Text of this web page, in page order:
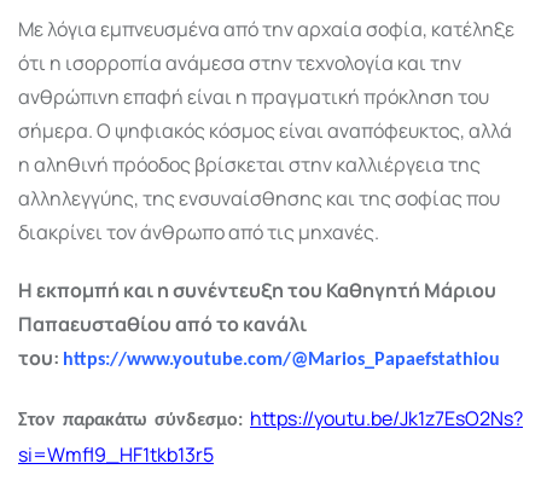
Με λόγια εμπνευσμένα από την αρχαία σοφία, κατέληξε
ότι η ισορροπία ανάμεσα στην τεχνολογία και την
ανθρώπινη επαφή είναι η πραγματική πρόκληση του
σήμερα. Ο ψηφιακός κόσμος είναι αναπόφευκτος, αλλά
η αληθινή πρόοδος βρίσκεται στην καλλιέργεια της
αλληλεγγύης, της ενσυναίσθησης και της σοφίας που
διακρίνει τον άνθρωπο από τις μηχανές.
Η εκπομπή και η συνέντευξη του Καθηγητή Μάριου
Παπαευσταθίου από το κανάλι
του: https://www.youtube.com/@Marios_Papaefstathiou
Στον παρακάτω σύνδεσμο: https://youtu.be/Jk1z7EsO2Ns?
si=Wmfl9_HF1tkb13r5